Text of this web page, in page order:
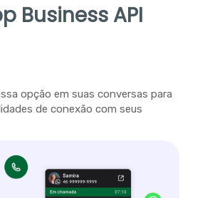
Business API
opção em suas conversas para
de conexão com seus